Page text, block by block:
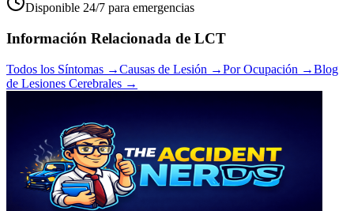
Disponible 24/7 para emergencias
Información Relacionada de LCT
Todos los Síntomas →Causas de Lesión →Por Ocupación →Blog
de Lesiones Cerebrales →